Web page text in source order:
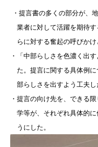
・提言書の多くの部分が、
業者に対して活躍を期待
らに対する奮起の呼びかけ
・「中部らしさを色濃く出
た。提言に関する具体例
部らしさを出すよう工夫し
・提言の向け先を、できる
学等が、それぞれ具体的
うにした。